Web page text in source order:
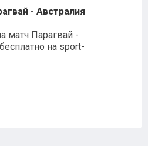
- Австралия
матч Парагвай -
на sport-